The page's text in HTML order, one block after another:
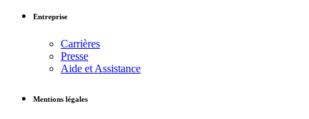
Entreprise
Carrières
Presse
Aide et Assistance
Mentions légales